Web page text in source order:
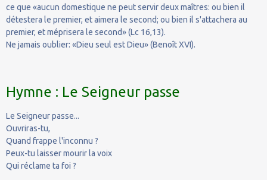
ce que «aucun domestique ne peut servir deux maîtres: ou bien il
détestera le premier, et aimera le second; ou bien il s'attachera au
premier, et méprisera le second» (Lc 16,13).
Ne jamais oublier: «Dieu seul est Dieu» (Benoît XVI).
Hymne : Le Seigneur passe
Le Seigneur passe...
Ouvriras-tu,
Quand frappe l'inconnu ?
Peux-tu laisser mourir la voix
Qui réclame ta foi ?